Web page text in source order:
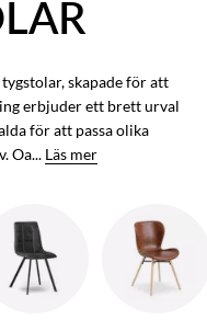
skapade för att
erbjuder ett brett urval
för att passa olika
Oa... Läs mer